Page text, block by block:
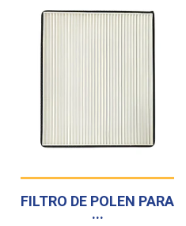
FILTRO DE POLEN PARA
...